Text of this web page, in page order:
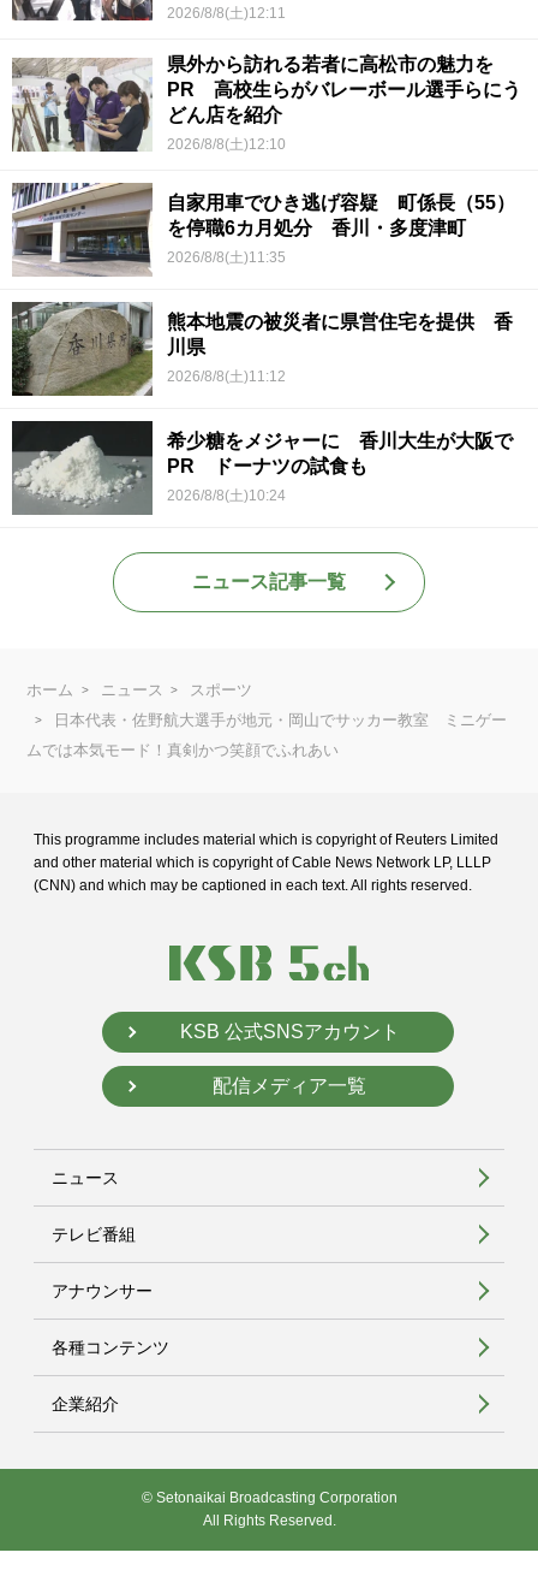
2026/8/8(土)12:11
県外から訪れる若者に高松市の魅力を
PR 高校生らがバレーボール選手らにう
どん店を紹介
2026/8/8(土)12:10
自家用車でひき逃げ容疑 町係長（55）
を停職6カ月処分 香川・多度津町
2026/8/8(土)11:35
熊本地震の被災者に県営住宅を提供 香
川県
2026/8/8(土)11:12
希少糖をメジャーに 香川大生が大阪で
PR ドーナツの試食も
2026/8/8(土)10:24
ニュース記事一覧
ホーム ニュース
スポーツ
日本代表・佐野航大選手が地元・岡山でサッカー教室 ミニゲー
ムでは本気モード！真剣かつ笑顔でふれあい
This programme includes material which is copyright of Reuters Limited
and other material which is copyright of Cable News Network LP, LLLP
(CNN) and which may be captioned in each text. All rights reserved.
KSB 公式SNSアカウント
配信メディア一覧
ニュース
テレビ番組
アナウンサー
各種コンテンツ
企業紹介
© Setonaikai Broadcasting Corporation
All Rights Reserved.